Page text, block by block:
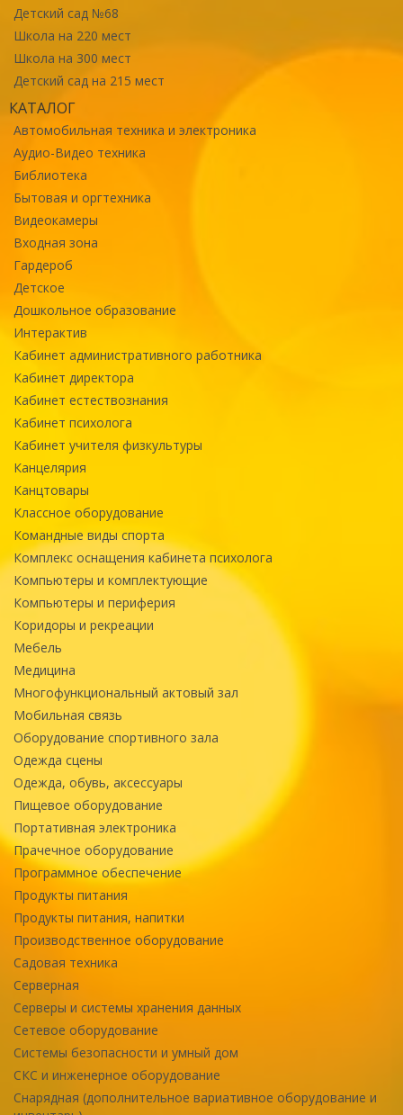
Детский сад №68
Школа на 220 мест
Школа на 300 мест
Детский сад на 215 мест
КАТАЛОГ
Автомобильная техника и электроника
Аудио-Видео техника
Библиотека
Бытовая и оргтехника
Видеокамеры
Входная зона
Гардероб
Детское
Дошкольное образование
Интерактив
Кабинет административного работника
Кабинет директора
Кабинет естествознания
Кабинет психолога
Кабинет учителя физкультуры
Канцелярия
Канцтовары
Классное оборудование
Командные виды спорта
Комплекс оснащения кабинета психолога
Компьютеры и комплектующие
Компьютеры и периферия
Коридоры и рекреации
Мебель
Медицина
Многофункциональный актовый зал
Мобильная связь
Оборудование спортивного зала
Одежда сцены
Одежда, обувь, аксессуары
Пищевое оборудование
Портативная электроника
Прачечное оборудование
Программное обеспечение
Продукты питания
Продукты питания, напитки
Производственное оборудование
Садовая техника
Серверная
Серверы и системы хранения данных
Сетевое оборудование
Системы безопасности и умный дом
СКС и инженерное оборудование
Снарядная (дополнительное вариативное оборудование и